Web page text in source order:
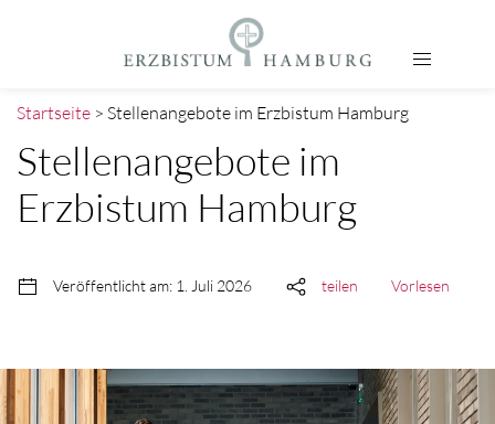
Startseite > Stellenangebote im Erzbistum Hamburg
Stellenangebote im
Erzbistum Hamburg
Veröffentlicht am: 1. Juli 2026 teilen Vorlesen